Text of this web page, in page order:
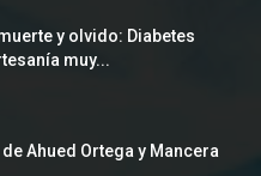
y olvido: Diabetes
muy...
Ahued Ortega y Mancera